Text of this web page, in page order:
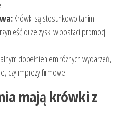
Krówki są stosunkowo tanim
duże zyski w postaci promocji
dopełnieniem różnych wydarzeń,
czy imprezy firmowe.
mają krówki z